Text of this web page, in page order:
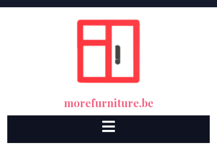
morefurniture.be
Open